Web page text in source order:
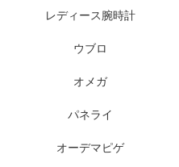
レディース腕時計
ウブロ
オメガ
パネライ
オーデマピゲ